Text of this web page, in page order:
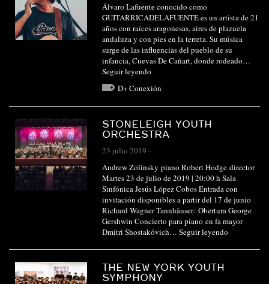
Álvaro Lafuente conocido como
GUITARRICADELAFUENTE es un artista de 21
años con raíces aragonesas, aires de plazuela
andaluza y con pies en la terreta. Su música
surge de las influencias del pueblo de su
infancia, Cuevas De Cañart, donde rodeado…
Seguir leyendo
D+ Conexión
STONELEIGH YOUTH
ORCHESTRA
23 julio 2019 -
Andrew Zolinsky piano Robert Hodge director
Martes 23 de julio de 2019 | 20:00 h Sala
Sinfónica Jesús López Cobos Entrada con
invitación disponibles a partir del 17 de junio
Richard Wagner Tannhäuser: Obertura George
Gershwin Concierto para piano en fa mayor
Dmitri Shostakóvich… Seguir leyendo
THE NEW YORK YOUTH
SYMPHONY